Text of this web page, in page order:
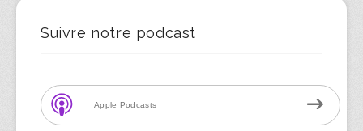
Suivre notre podcast
Apple Podcasts